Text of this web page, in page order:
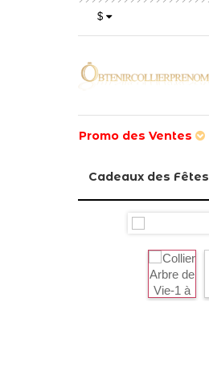
$
Promo des Ventes
Cadeaux des Fêtes